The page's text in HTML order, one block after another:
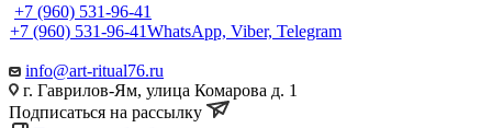
+7 (960) 531-96-41
+7 (960) 531-96-41WhatsApp, Viber, Telegram
info@art-ritual76.ru
г. Гаврилов-Ям, улица Комарова д. 1
Подписаться на рассылку